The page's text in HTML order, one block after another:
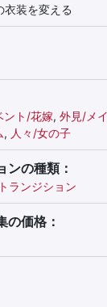
衣装を変える
ント/花嫁, 外見/メ
, 人々/女の子
ンの種類：
ランジション
の価格：